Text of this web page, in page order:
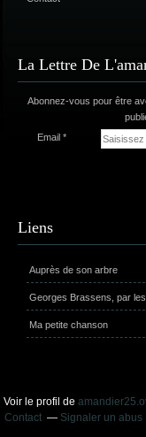
La Lettre De
Abonnez-vous pour être
Email
Liens
Auprès de son arbre
Georges Brassens, par
Ma petite chanson
Voir le profil de
Contact
Signaler un abus